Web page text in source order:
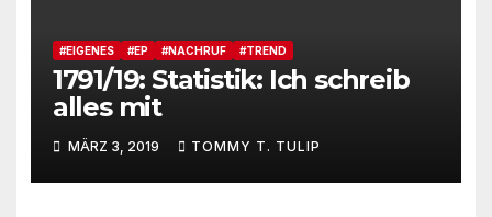
#EIGENES #EP #NACHRUF #TREND
1791/19: Statistik: Ich schreib
alles mit
MÄRZ 3, 2019 TOMMY T. TULIP